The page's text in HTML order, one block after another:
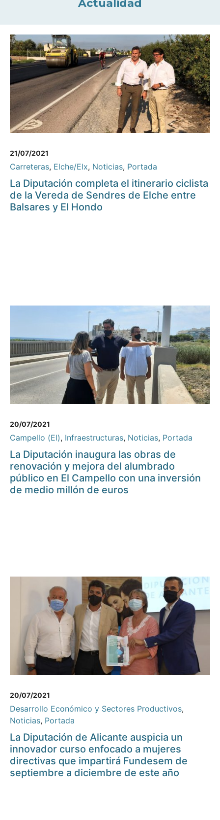
Actualidad
21/07/2021
Carreteras, Elche/Elx, Noticias, Portada
La Diputación completa el itinerario ciclista
de la Vereda de Sendres de Elche entre
Balsares y El Hondo
20/07/2021
Campello (El), Infraestructuras, Noticias, Portada
La Diputación inaugura las obras de
renovación y mejora del alumbrado
público en El Campello con una inversión
de medio millón de euros
20/07/2021
Desarrollo Económico y Sectores Productivos,
Noticias, Portada
La Diputación de Alicante auspicia un
innovador curso enfocado a mujeres
directivas que impartirá Fundesem de
septiembre a diciembre de este año